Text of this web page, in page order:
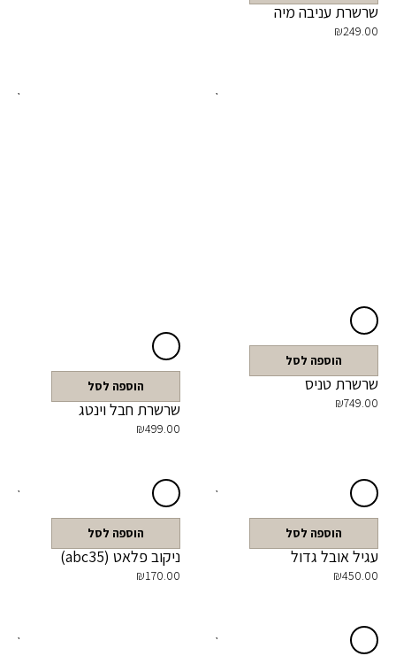
שרשרת עניבה מיה
₪249.00
הוספה לסל
שרשרת טניס
₪749.00
הוספה לסל
שרשרת חבל וינטג
₪499.00
הוספה לסל
עגיל אובל גדול
₪450.00
הוספה לסל
ניקוב פלאט (abc35)
₪170.00